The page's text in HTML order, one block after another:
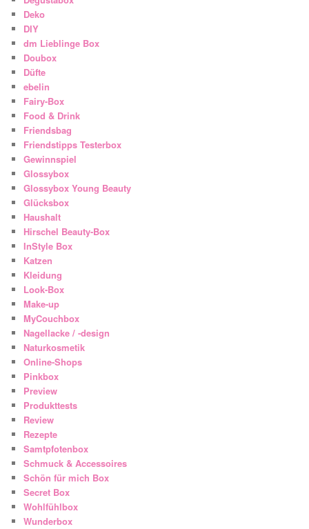
Deko
DIY
dm Lieblinge Box
Doubox
Düfte
ebelin
Fairy-Box
Food & Drink
Friendsbag
Friendstipps Testerbox
Gewinnspiel
Glossybox
Glossybox Young Beauty
Glücksbox
Haushalt
Hirschel Beauty-Box
InStyle Box
Katzen
Kleidung
Look-Box
Make-up
MyCouchbox
Nagellacke / -design
Naturkosmetik
Online-Shops
Pinkbox
Preview
Produkttests
Review
Rezepte
Samtpfotenbox
Schmuck & Accessoires
Schön für mich Box
Secret Box
Wohlfühlbox
Wunderbox